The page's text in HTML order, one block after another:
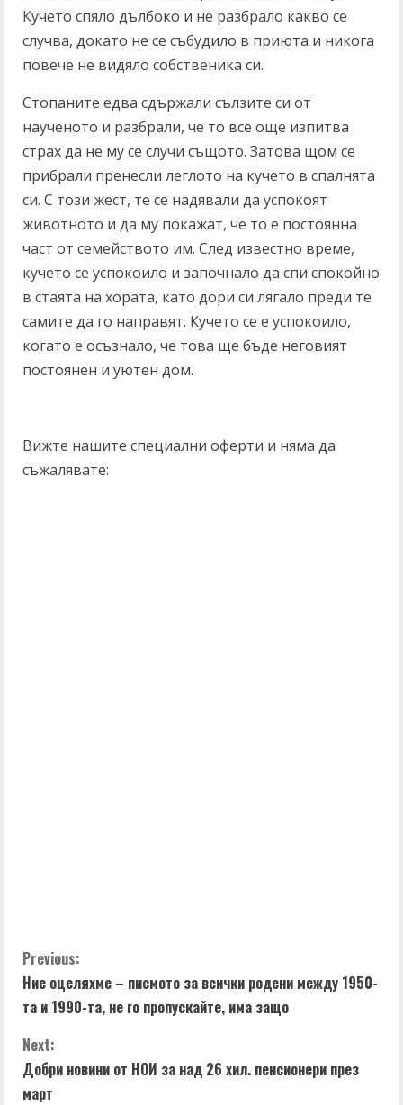
Кучето спяло дълбоко и не разбрало какво се
случва, докато не се събудило в приюта и никога
повече не видяло собственика си.
Стопаните едва сдържали сълзите си от
наученото и разбрали, че то все още изпитва
страх да не му се случи същото. Затова щом се
прибрали пренесли леглото на кучето в спалнята
си. С този жест, те се надявали да успокоят
животното и да му покажат, че то е постоянна
част от семейството им. След известно време,
кучето се успокоило и започнало да спи спокойно
в стаята на хората, като дори си лягало преди те
самите да го направят. Кучето се е успокоило,
когато е осъзнало, че това ще бъде неговият
постоянен и уютен дом.
Вижте нашите специални оферти и няма да
съжалявате:
i
n
g
C
o
n
t
Previous:
Ние оцеляхме – писмото за всички родени между 1950-
та и 1990-та, не го пропускайте, има защо
Next:
Добри новини от НОИ за над 26 хил. пенсионери през
март